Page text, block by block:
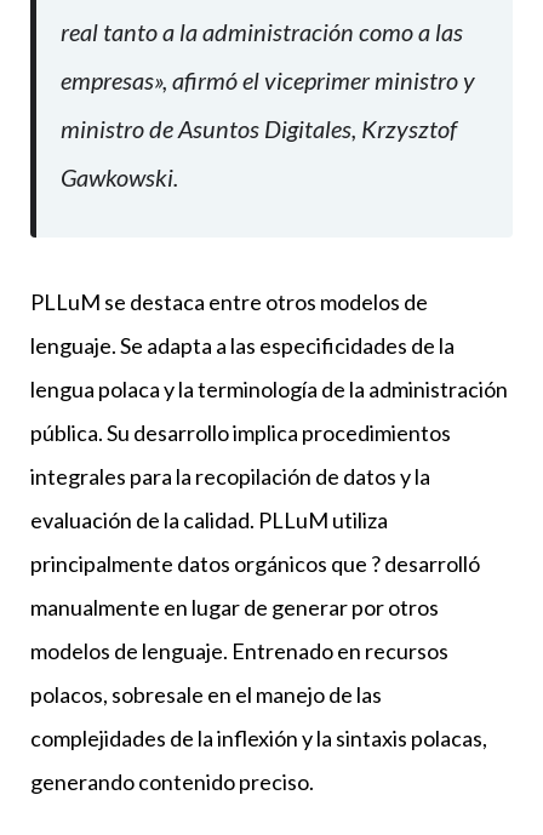
real tanto a la administración como a las
empresas», afirmó el viceprimer ministro y
ministro de Asuntos Digitales, Krzysztof
Gawkowski.
PLLuM se destaca entre otros modelos de
lenguaje. Se adapta a las especificidades de la
lengua polaca y la terminología de la administración
pública. Su desarrollo implica procedimientos
integrales para la recopilación de datos y la
evaluación de la calidad. PLLuM utiliza
principalmente datos orgánicos que ? desarrolló
manualmente en lugar de generar por otros
modelos de lenguaje. Entrenado en recursos
polacos, sobresale en el manejo de las
complejidades de la inflexión y la sintaxis polacas,
generando contenido preciso.